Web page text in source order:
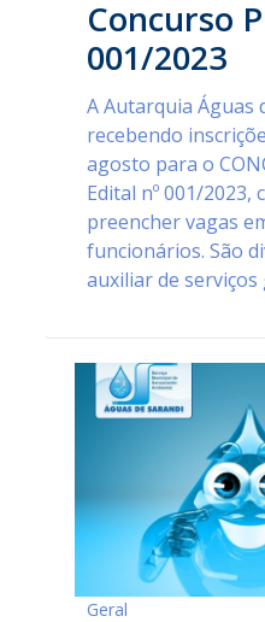
Concurso
001/2023
A Autarquia Águas
recebendo
agosto para o
Edital nº 001/2023,
preencher vagas
funcionários. São
auxiliar de serviços
Geral